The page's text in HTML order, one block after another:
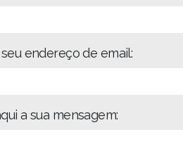
endereço de email:
a sua mensagem: